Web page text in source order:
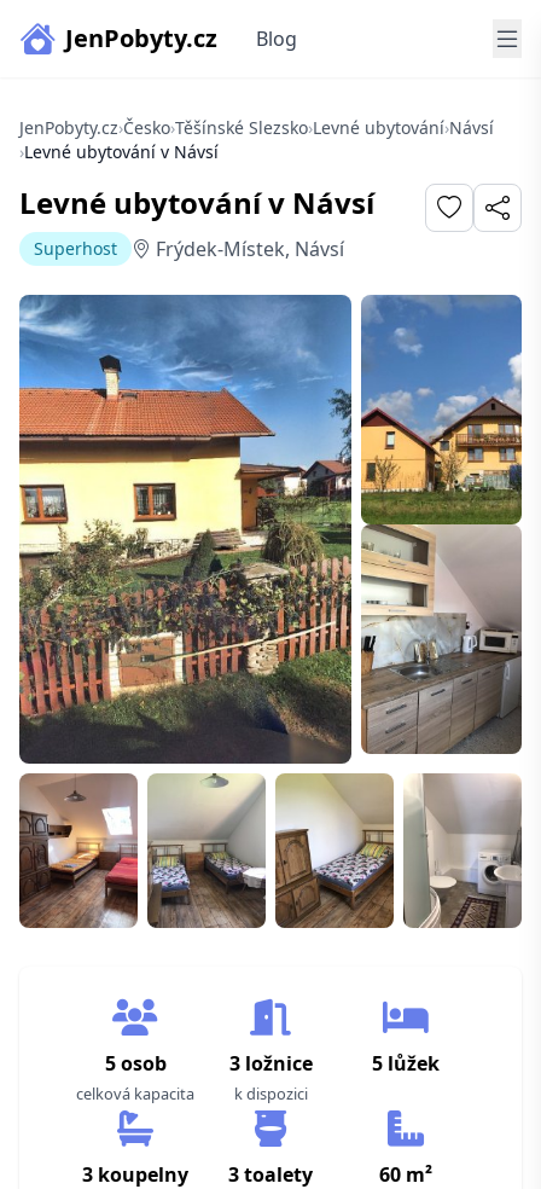
JenPobyty.cz Blog
JenPobyty.cz›Česko›Těšínské Slezsko›Levné ubytování›Návsí
›Levné ubytování v Návsí
Levné ubytování v Návsí
Superhost Frýdek-Místek, Návsí
5 osob
celková kapacita
3 ložnice
k dispozici
5 lůžek
3 koupelny 3 toalety 60 m²